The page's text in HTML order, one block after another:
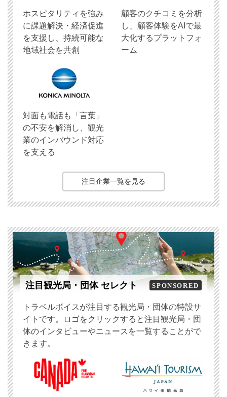
ホスピタリティを強み
に課題解決・経済促進
を支援し、持続可能な
地域社会を共創
顧客のクチコミを分析
し、顧客体験をAIで最
大化するプラットフォ
ーム
対面も電話も「言葉」
の不安を解消し、観光
業のインバウンド対応
を支える
注目企業一覧を見る
注目観光局・団体 セレクト SPONSORED
トラベルボイスが注目する観光局・団体の特設サ
イトです。ロゴをクリックすると注目観光局・団
体のインタビューやニュースを一覧することがで
きます。